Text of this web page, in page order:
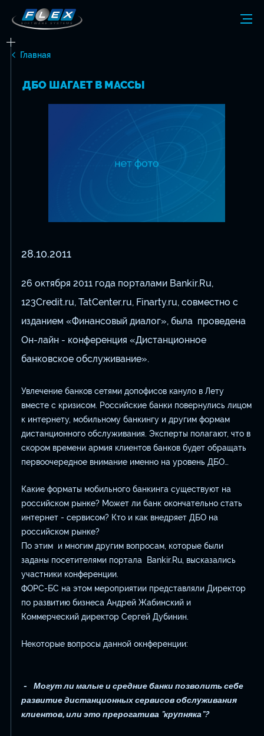
Главная
ДБО ШАГАЕТ В МАССЫ
28.10.2011
26 октября 2011 года порталами Bankir.Ru,
123Credit.ru, TatCenter.ru, Finarty.ru, совместно с
изданием «Финансовый диалог», была проведена
Он-лайн - конференция «Дистанционное
банковское обслуживание».
Увлечение банков сетями допофисов кануло в Лету
вместе с кризисом. Российские банки повернулись лицом
к интернету, мобильному банкингу и другим формам
дистанционного обслуживания. Эксперты полагают, что в
скором времени армия клиентов банков будет обращать
первоочередное внимание именно на уровень ДБО…
Какие форматы мобильного банкинга существуют на
российском рынке? Может ли банк окончательно стать
интернет - сервисом? Кто и как внедряет ДБО на
российском рынке?
По этим и многим другим вопросам, которые были
заданы посетителями портала Bankir.Ru, высказались
участники конференции.
ФОРС-БС на этом мероприятии представляли Директор
по развитию бизнеса Андрей Жабинский и
Коммерческий директор Сергей Дубинин.
Некоторые вопросы данной окнференции:
- Могут ли малые и средние банки позволить себе
развитие дистанционных сервисов обслуживания
клиентов, или это прерогатива "крупняка"?